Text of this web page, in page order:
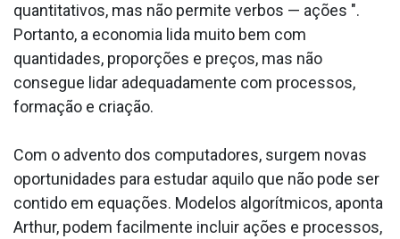
quantitativos, mas não permite verbos — ações ".
Portanto, a economia lida muito bem com
quantidades, proporções e preços, mas não
consegue lidar adequadamente com processos,
formação e criação.
Com o advento dos computadores, surgem novas
oportunidades para estudar aquilo que não pode ser
contido em equações. Modelos algorítmicos, aponta
Arthur, podem facilmente incluir ações e processos,